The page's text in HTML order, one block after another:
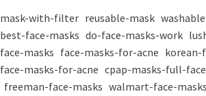
mask-with-filter reusable-mask
best-face-masks do-face-masks-work
face-masks face-masks-for-acne korean-
face-masks-for-acne cpap-masks-full-face
freeman-face-masks walmart-face-masks